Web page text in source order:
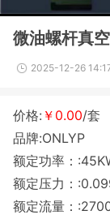
微油螺杆真
2025-12-26
价格: ￥0.00/套
品牌:ONLYP
额定功率：
额定压力：
额定流量：